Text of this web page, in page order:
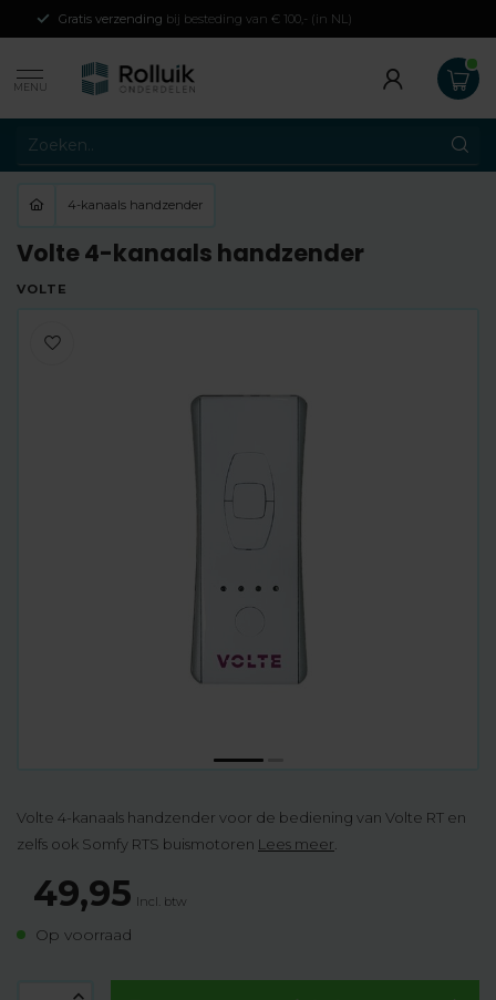
Gratis verzending bij besteding van € 100,- (in NL)
MENU
4-kanaals handzender
Volte 4-kanaals handzender
VOLTE
Volte 4-kanaals handzender voor de bediening van Volte RT en
zelfs ook Somfy RTS buismotoren Lees meer
49,95 Incl. btw
Op voorraad